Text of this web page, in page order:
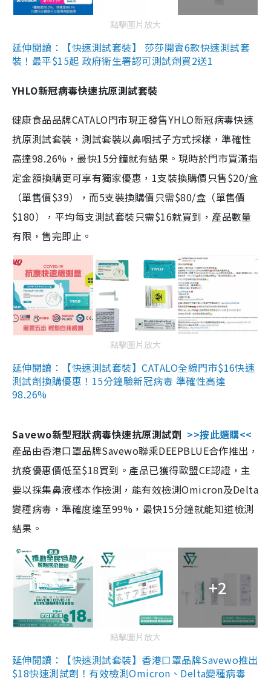
點擊圖片放大
延伸閱讀：【快速測試套裝】 莎莎開賣6款快速測試套
裝！最平$15起 政府衛生署認可測試劑買2送1
YHLO新冠病毒快速抗原測試套裝
健康食品品牌CATALO門市現正發售YHLO新冠病毒快速
抗原測試套裝，測試套裝以鼻咽拭子方式採樣，準確性
高達98.26%，最快15分鐘就有結果。現時於門市買滿指
定金額換購更可享有獨家優惠，1支裝換購價只售$20/盒
（單售價$39），而5支裝換購價只需$80/盒（單售價
$180），平均每支測試套裝只需$16就買到，產品數量
有限，售完即止。
點擊圖片放大
延伸閱讀：【快速測試套裝】CATALO全線門市$16快速
測試劑換購優惠！15分鐘驗新冠病毒 準確性高達
98.26%
Savewo新型冠狀病毒快速抗原測試劑 >>按此選購<<
產品由香港口罩品牌Savewo聯乘DEEPBLUE合作推出，
抗疫優惠價低至$18買到。產品已獲得歐盟CE認證，主
要以採集鼻液樣本作檢測，能有效檢測Omicron及Delta
變種病毒，準確度達至99%，最快15分鐘就能知道檢測
結果。
+2
點擊圖片放大
延伸閱讀：【快速測試套裝】香港口罩品牌Savewo推出
$18快速測試劑！有效檢測Omicron、Delta變種病毒